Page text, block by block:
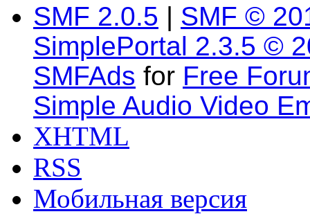
SMF 2.0.5 | SMF ©
SimplePortal 2.3.5 ©
SMFAds for Free
Simple Audio Video
XHTML
RSS
Мобильная версия